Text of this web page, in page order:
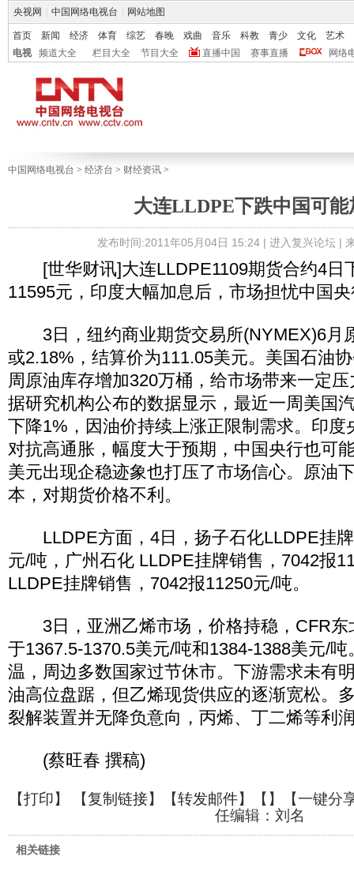
央视网 中国网络电视台 网站地图
首页 新闻 经济 体育 综艺 春晚 戏曲 音乐 科教 青少 文化
艺术
电视
频道大全 栏目大全 节目大全 直播中国 赛事直播 网络
中国网络电视台 > 经济台 > 财经资讯 >
大连LLDPE下跌中国可能
发布时间:2011年05月04日 15:24 | 进入复兴论坛|
[世华财讯]大连LLDPE1109期货合约4日
11595元，印度大幅加息后，市场担忧中国
3日，纽约商业期货交易所(NYMEX)6月
或2.18%，结算价为111.05美元。美国石油
周原油库存增加320万桶，给市场带来一定
据研究机构公布的数据显示，最近一周美国
下降1%，因油价持续上涨正限制需求。印度
对抗高通胀，幅度大于预期，中国央行也可
美元出现企稳迹象也打压了市场信心。原油
本，对期货价格不利。
LLDPE方面，4日，扬子石化LLDPE挂牌
元/吨，广州石化 LLDPE挂牌销售，7042报
LLDPE挂牌销售，7042报11250元/吨。
3日，亚洲乙烯市场，价格持稳，CFR东
于1367.5-1370.5美元/吨和1384-1388美元/
温，周边多数国家过节休市。下游需求未有
油高位盘踞，但乙烯现货供应的逐渐宽松。
裂解装置并无降负意向，丙烯、丁二烯等利
(蔡旺春 撰稿)
【打印】 【复制链接】【转发邮件】【 】
【一键分
任编辑：刘名
相关链接